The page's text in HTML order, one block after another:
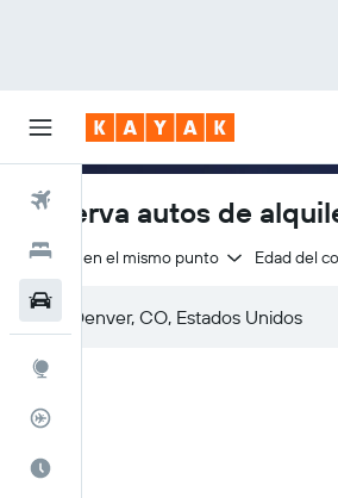
Hoteles
Reserva autos de
Entrega en el mismo punto Edad del